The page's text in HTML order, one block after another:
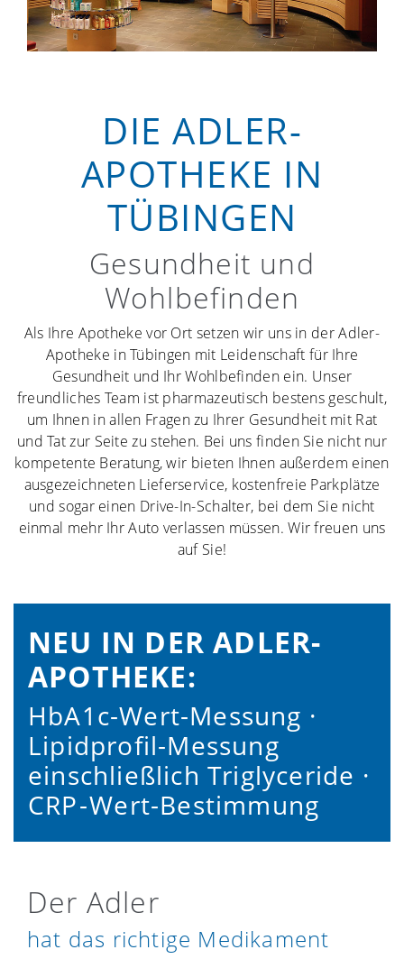
Ernährungsberatung
Onkologiepatienten-Betreuung
Haus- & Reiseapotheke
Grippe-Schutzimpfung
Apotheken Drive-In
Kontakt
Behandlungen
Kosmetik-Produkte
Kontakt
DIE ADLER-
APOTHEKE IN
TÜBINGEN
Gesundheit und
Wohlbefinden
Als Ihre Apotheke vor Ort setzen wir uns in der Adler-
Apotheke in Tübingen mit Leidenschaft für Ihre
Gesundheit und Ihr Wohlbefinden ein. Unser
freundliches Team ist pharmazeutisch bestens geschult,
um Ihnen in allen Fragen zu Ihrer Gesundheit mit Rat
und Tat zur Seite zu stehen. Bei uns finden Sie nicht nur
kompetente Beratung, wir bieten Ihnen außerdem einen
ausgezeichneten Lieferservice, kostenfreie Parkplätze
und sogar einen Drive-In-Schalter, bei dem Sie nicht
einmal mehr Ihr Auto verlassen müssen. Wir freuen uns
auf Sie!
NEU IN DER ADLER-
APOTHEKE:
HbA1c-Wert-Messung ·
Lipidprofil-Messung
einschließlich Triglyceride ·
CRP⁠-⁠Wert-Bestimmung
Der Adler
hat das richtige Medikament